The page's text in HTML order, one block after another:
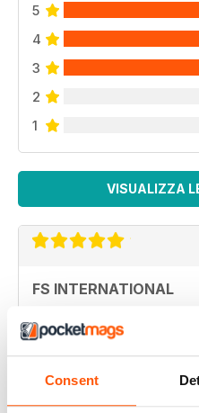
Consent
5
4
3
2
1
VISUALIZZA
FS INTERNATIONAL